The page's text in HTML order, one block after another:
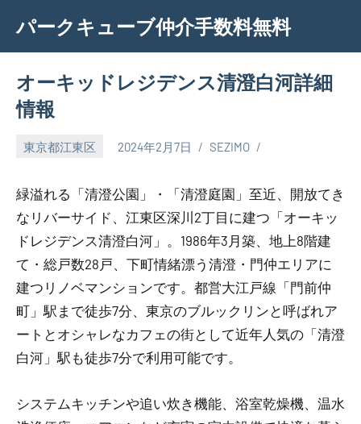
content
パークキューブ仲介手数料無料
オーキッドレジデンス清澄白河詳細
情報
東京都江東区 2024年2月7日 SEZIMO
緑溢れる「清澄公園」・「清澄庭園」至近、開放てき
なリバーサイド、江東区深川2丁目に建つ「オーキッ
ドレジデンス清澄白河」。1986年3月築、地上8階建
て・総戸数28戸、下町情緒漂う清澄・門仲エリアに
建つリノベマンションです。都営大江戸線「門前仲
町」駅まで徒歩7分、東京のブルックリンと呼ばれア
ートとオシャレなカフェの街として近年人気の「清澄
白河」駅も徒歩7分で利用可能です。
システムキッチンや追い炊き機能、浴室乾燥機、温水